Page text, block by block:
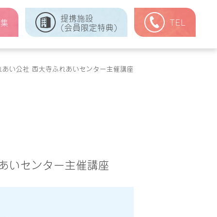
提携施設
(会員限定特典)
TEL
あい公社 西大寺ふれあいセンター主催講座
いセンター主催講座